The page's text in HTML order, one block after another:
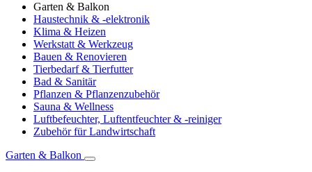
Garten & Balkon
Haustechnik & -elektronik
Klima & Heizen
Werkstatt & Werkzeug
Bauen & Renovieren
Tierbedarf & Tierfutter
Bad & Sanitär
Pflanzen & Pflanzenzubehör
Sauna & Wellness
Luftbefeuchter, Luftentfeuchter & -reiniger
Zubehör für Landwirtschaft
Garten & Balkon